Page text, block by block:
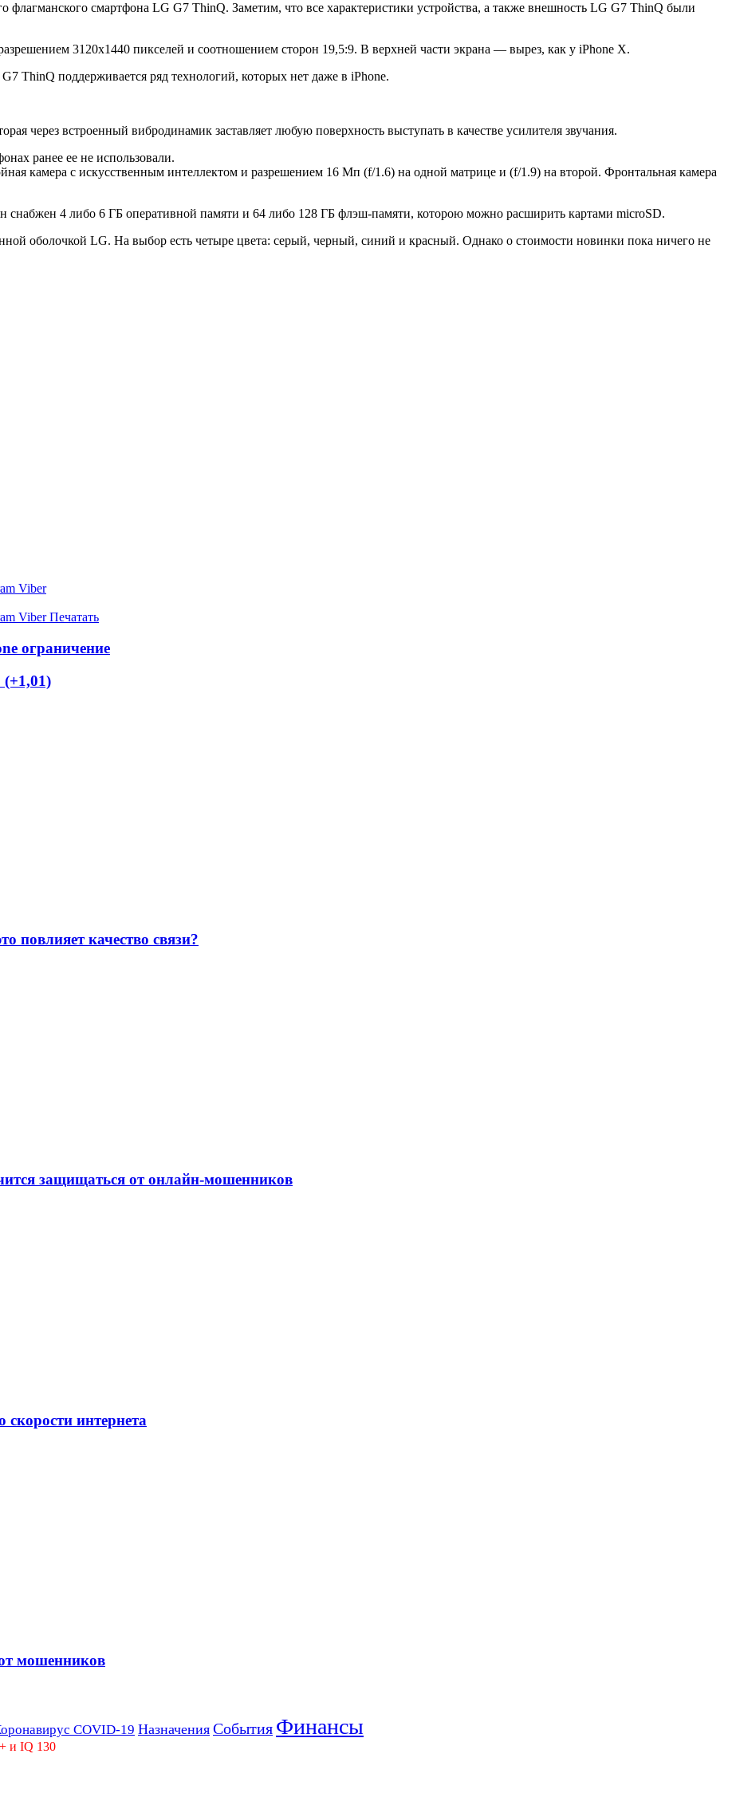
смартфона LG G7 ThinQ. Заметим, что все характеристики устройства, а также внешность LG G7 ThinQ были
3120х1440 пикселей и соотношением сторон 19,5:9. В верхней части экрана — вырез, как у iPhone X.
ThinQ поддерживается ряд технологий, которых нет даже в iPhone.
через встроенный вибродинамик заставляет любую поверхность выступать в качестве усилителя звучания.
ранее ее не использовали.
камера с искусственным интеллектом и разрешением 16 Мп (f/1.6) на одной матрице и (f/1.9) на второй. Фронтальная камера
снабжен 4 либо 6 ГБ оперативной памяти и 64 либо 128 ГБ флэш-памяти, которою можно расширить картами microSD.
оболочкой LG. На выбор есть четыре цвета: серый, черный, синий и красный. Однако о стоимости новинки пока ничего не
Viber
Viber Печатать
ограничение
повлияет качество связи?
защищаться от онлайн-мошенников
скорости интернета
мошенников
COVID-19 Назначения События Финансы
и IQ 130